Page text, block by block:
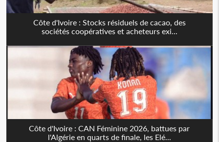
Côte d'Ivoire : Stocks résiduels de cacao, des
sociétés coopératives et acheteurs exi...
Côte d'Ivoire : CAN Féminine 2026, battues par
l'Algérie en quarts de finale, les Elé...